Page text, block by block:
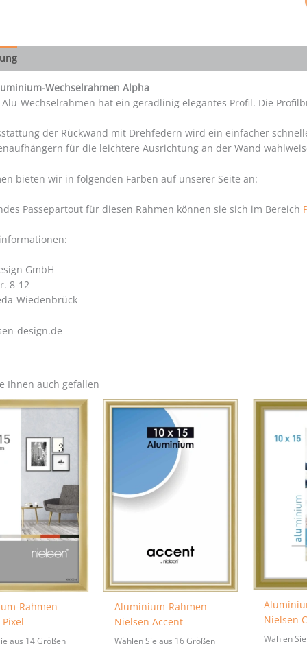
Wechselrahmen Alpha
Wechselrahmen hat ein geradlinig elegantes Profil. Die
der Rückwand mit Drehfedern wird ein einfacher
für die leichtere Ausrichtung an der Wand
bieten wir in folgenden Farben auf unserer Seite an:
Passepartout für diesen Rahmen können sie sich im Bereich
GmbH
8-12
Wiedenbrück
design.de
Ihnen auch gefallen
Rahmen
aus 14 Größen
Aluminium-Rahmen
Nielsen Accent
Wählen Sie aus 16 Größen
Nielsen
Wählen